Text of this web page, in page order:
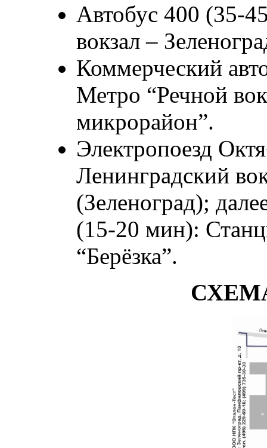
Автобус 400 (35-
вокзал –
Коммерческий
Метро “Речной
микрорайон”.
Электропоезд
Ленинградский
(Зеленоград);
(15-20 мин):
“Берёзка”.